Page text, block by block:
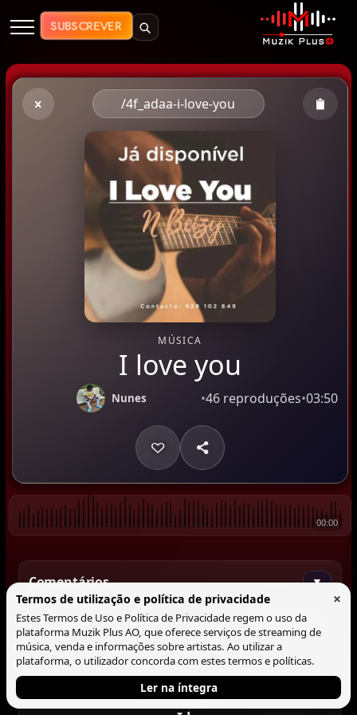
Muzik Plus AO - Streaming de
SUBSCREVER
/4f_adaa-i-love-you
MÚSICA
I love you
Nunes •46 reproduções•03:50
00:00
Comentários ▼
Comentar
Tocando agora
Termos de utilização e política de privacidade ×
Estes Termos de Uso e Política de Privacidade regem o uso da
plataforma Muzik Plus AO, que oferece serviços de streaming de
música, venda e informações sobre artistas. Ao utilizar a
plataforma, o utilizador concorda com estes termos e políticas.
Ler na íntegra